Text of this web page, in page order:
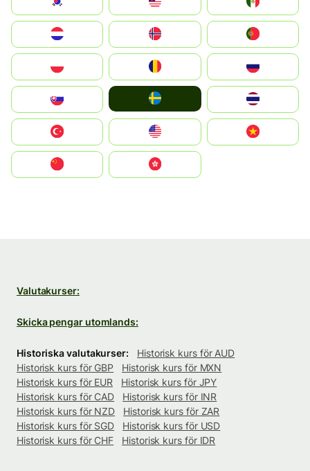
United States
中國香港特別行政區
Valutakurser:
Skicka pengar utomlands:
Historiska valutakurser:
Historisk kurs för AUD
Historisk kurs för GBP
Historisk kurs för MXN
Historisk kurs för EUR
Historisk kurs för JPY
Historisk kurs för CAD
Historisk kurs för INR
Historisk kurs för NZD
Historisk kurs för ZAR
Historisk kurs för SGD
Historisk kurs för USD
Historisk kurs för CHF
Historisk kurs för IDR